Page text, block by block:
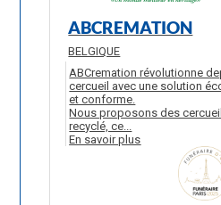
ABCREMATION
BELGIQUE
ABCremation révolutionne
cercueil avec une solution
et conforme.
Nous proposons des
recyclé, ce...
En savoir plus